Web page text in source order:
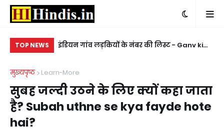
TOP NEWS
फेर दियो Sath
इंडियन गांव लड़कियों के नंबर की लिस्ट - Ganv ki
मुख्यपृष्ठ
Learn-More
सुबह जल्दी उठने के लिए क्यों कहा जाता
है? Subah uthne se kya fayde hote
hai?